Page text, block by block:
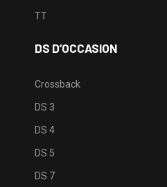
TT
DS D’OCCASION
Crossback
DS 3
DS 4
DS 5
DS 7